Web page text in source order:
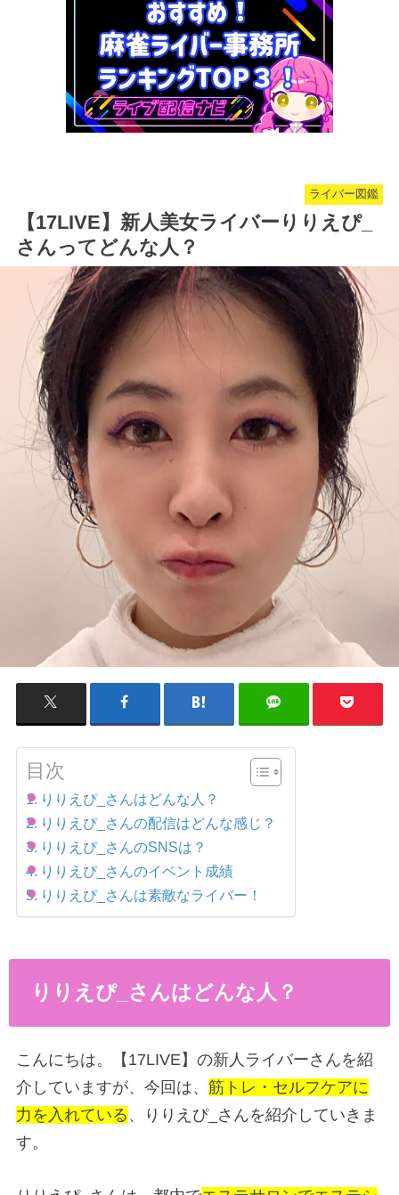
ライバー図鑑
【17LIVE】新人美女ライバーりりえぴ_
さんってどんな人？
目次
りりえぴ_さんはどんな人？
りりえぴ_さんの配信はどんな感じ？
りりえぴ_さんのSNSは？
りりえぴ_さんのイベント成績
りりえぴ_さんは素敵なライバー！
りりえぴ_さんはどんな人？
こんにちは。【17LIVE】の新人ライバーさんを紹
介していますが、今回は、 筋トレ・セルフケアに
力を入れている 、りりえぴ_さんを紹介していきま
す。